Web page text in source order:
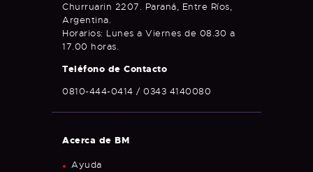
Churruarin 2207. Paraná, Entre Ríos,
Argentina.
Horarios: Lunes a Viernes de 08.30 a
17.00 horas.
Teléfono de Contacto
0810-444-0414 / 0343 4140080
Acerca de BM
Ayuda